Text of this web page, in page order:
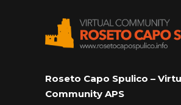
Roseto Capo Spulico –
Community APS